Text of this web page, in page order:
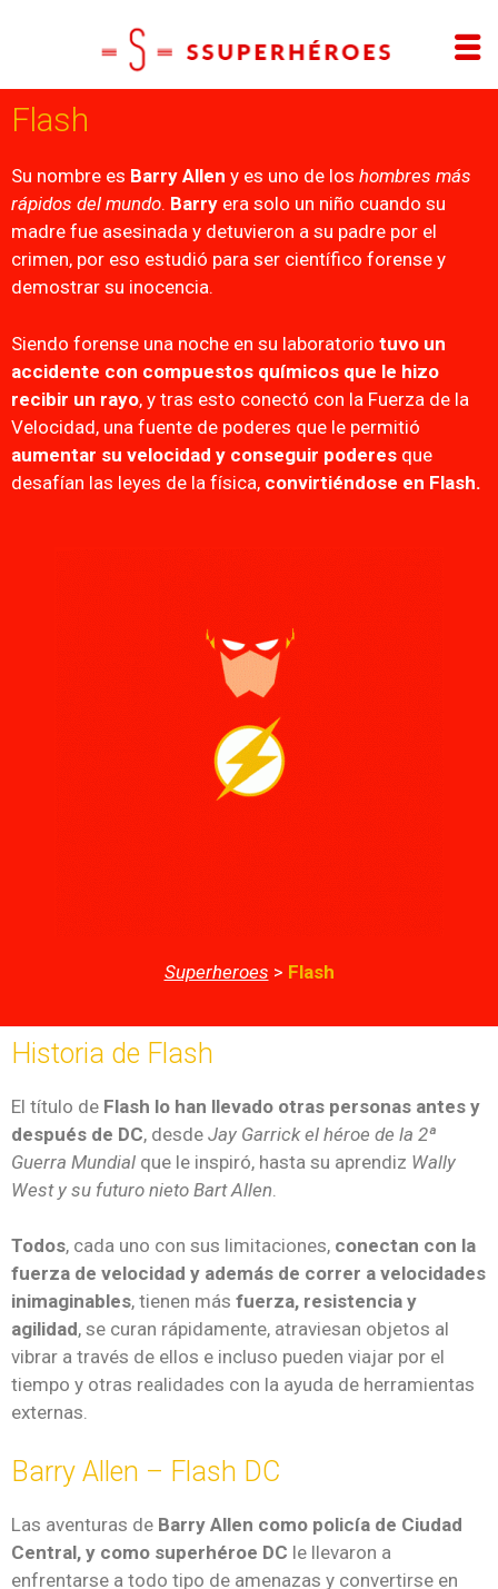
Flash
Su nombre es Barry Allen y es uno de los hombres más
rápidos del mundo. Barry era solo un niño cuando su
madre fue asesinada y detuvieron a su padre por el
crimen, por eso estudió para ser científico forense y
demostrar su inocencia.
Siendo forense una noche en su laboratorio tuvo un
accidente con compuestos químicos que le hizo
recibir un rayo, y tras esto conectó con la Fuerza de la
Velocidad, una fuente de poderes que le permitió
aumentar su velocidad y conseguir poderes que
desafían las leyes de la física, convirtiéndose en Flash.
Superheroes > Flash
Historia de Flash
El título de Flash lo han llevado otras personas antes y
después de DC, desde Jay Garrick el héroe de la 2ª
Guerra Mundial que le inspiró, hasta su aprendiz Wally
West y su futuro nieto Bart Allen
Todos, cada uno con sus limitaciones, conectan con la
fuerza de velocidad y además de correr a velocidades
inimaginables, tienen más fuerza, resistencia y
agilidad, se curan rápidamente, atraviesan objetos al
vibrar a través de ellos e incluso pueden viajar por el
tiempo y otras realidades con la ayuda de herramientas
externas.
Barry Allen – Flash DC
Las aventuras de Barry Allen como policía de Ciudad
Central, y como superhéroe DC le llevaron a
enfrentarse a todo tipo de amenazas y convertirse en